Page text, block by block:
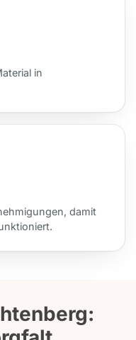
in
damit